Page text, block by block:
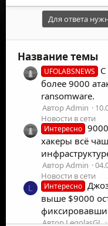
Для ответа
Название темы
UFOLABSNEWS
С
более 9000
ransomware.
Автор Admin
Новости в сети
Интересно
хакеры всё
Автор Admin
Новости в сети
L Интересно
выше $9000
Автор LegolasGL